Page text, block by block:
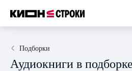
Подборки
Аудиокниги в